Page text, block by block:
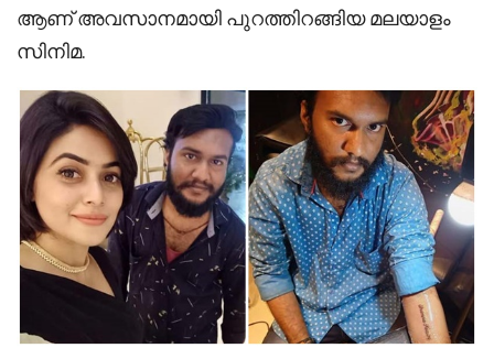
ആണ് അവസാനമായി പുറത്തിറങ്ങിയ മലയാളം
സിനിമ.